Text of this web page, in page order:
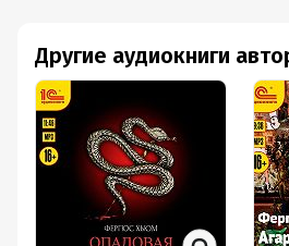
Другие аудиокниги